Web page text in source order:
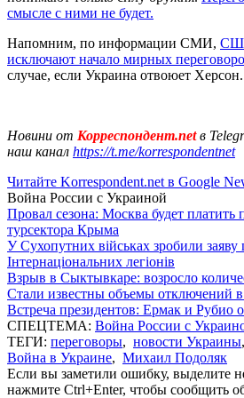
смысле с ними не будет.
Напомним, по информации СМИ,
исключают начало мирных
случае, если Украина отвоюет Херсон.
Новини от Корреспондент.netв
наш канал https://t.me/korrespondentnet
Читайте Korrespondent.net в Google
Война России с Украиной
Провал сезона: Москва будет платить
турсектора Крыма
У Сухопутних військах зробили заяву
Інтернаціональних легіонів
Взрыв в Сыктывкаре: возросло
Стали известны объемы отключений
Встреча президентов: Ермак и Рубио
СПЕЦТЕМА: Война России с
ТЕГИ: переговоры, новости Украины,
Война в Украине, Михаил Подоляк
Если вы заметили ошибку, выделите
нажмите Ctrl+Enter, чтобы сообщить